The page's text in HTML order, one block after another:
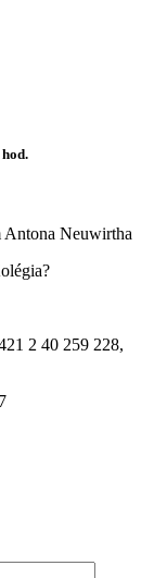
Neuwirtha
2 40 259 228,